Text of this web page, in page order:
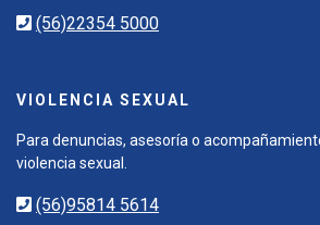
(56)22354 5000
VIOLENCIA SEXUAL
Para denuncias, asesoría o
violencia sexual.
(56)95814 5614